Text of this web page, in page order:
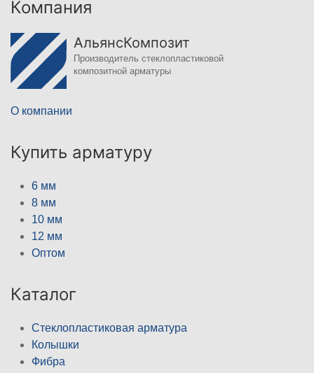
Компания
АльянсКомпозит
Производитель стеклопластиковой
композитной арматуры
О компании
Купить арматуру
6 мм
8 мм
10 мм
12 мм
Оптом
Каталог
Стеклопластиковая арматура
Колышки
Фибра